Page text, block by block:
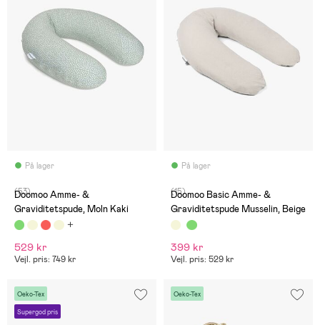
På lager
(53)
Doomoo Amme- &
Graviditetspude, Moln Kaki
529 kr
Vejl. pris: 749 kr
På lager
(15)
Doomoo Basic Amme- &
Graviditetspude Musselin, Beige
399 kr
Vejl. pris: 529 kr
Oeko-Tex
Supergod pris
Oeko-Tex